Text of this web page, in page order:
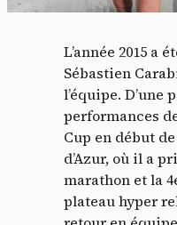
L’année 2015 a
Sébastien
l’équipe.
performances
Cup en début
d’Azur, où il a
marathon et la
plateau hyper